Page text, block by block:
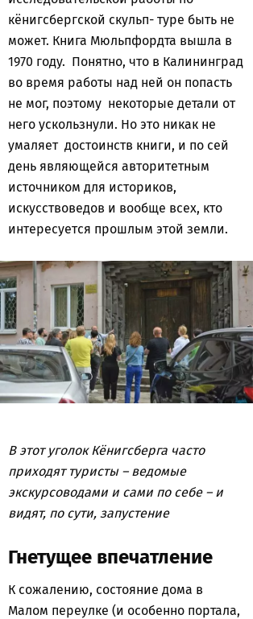
кёнигсбергской скульп- туре быть не
может. Книга Мюльпфордта вышла в
1970 году. Понятно, что в Калининград
во время работы над ней он попасть
не мог, поэтому некоторые детали от
него ускользнули. Но это никак не
умаляет достоинств книги, и по сей
день являющейся авторитетным
источником для историков,
искусствоведов и вообще всех, кто
интересуется прошлым этой земли.
В этот уголок Кёнигсберга часто
приходят туристы – ведомые
экскурсоводами и сами по себе – и
видят, по сути, запустение
Гнетущее впечатление
К сожалению, состояние дома в
Малом переулке (и особенно портала,